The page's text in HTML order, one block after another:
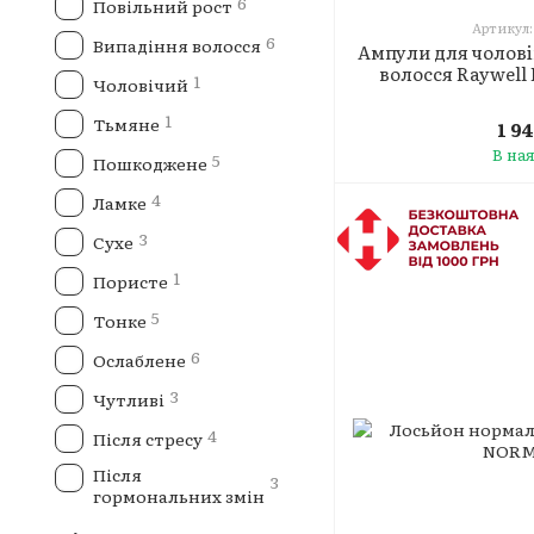
Артикул:
Ампули для
волосся Raywell
1
В
Повільний рост
Випадіння волосся 6
Чоловічий 1
Тьмяне 1
Пошкоджене 5
Ламке 4
Сухе 3
Пористе 1
Тонке 5
Ослаблене 6
Чутливі 3
Після стресу 4
Після
гормональних змін
3